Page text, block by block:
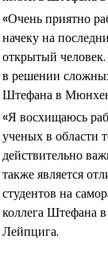
«Очень приятно
начеку на
открытый
в решении
Штефана в
«Я восхищаюсь
ученых в области
действительно
также является
студентов на
коллега Штефана
Лейпцига.